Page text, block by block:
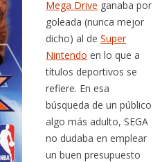
Mega Drive ganaba por
goleada (nunca mejor
dicho) al deSuper
Nintendo en lo que a
títulos deportivos se
refiere. En esa
búsqueda de un público
algo más adulto, SEGA
no dudaba en emplear
un buen presupuesto